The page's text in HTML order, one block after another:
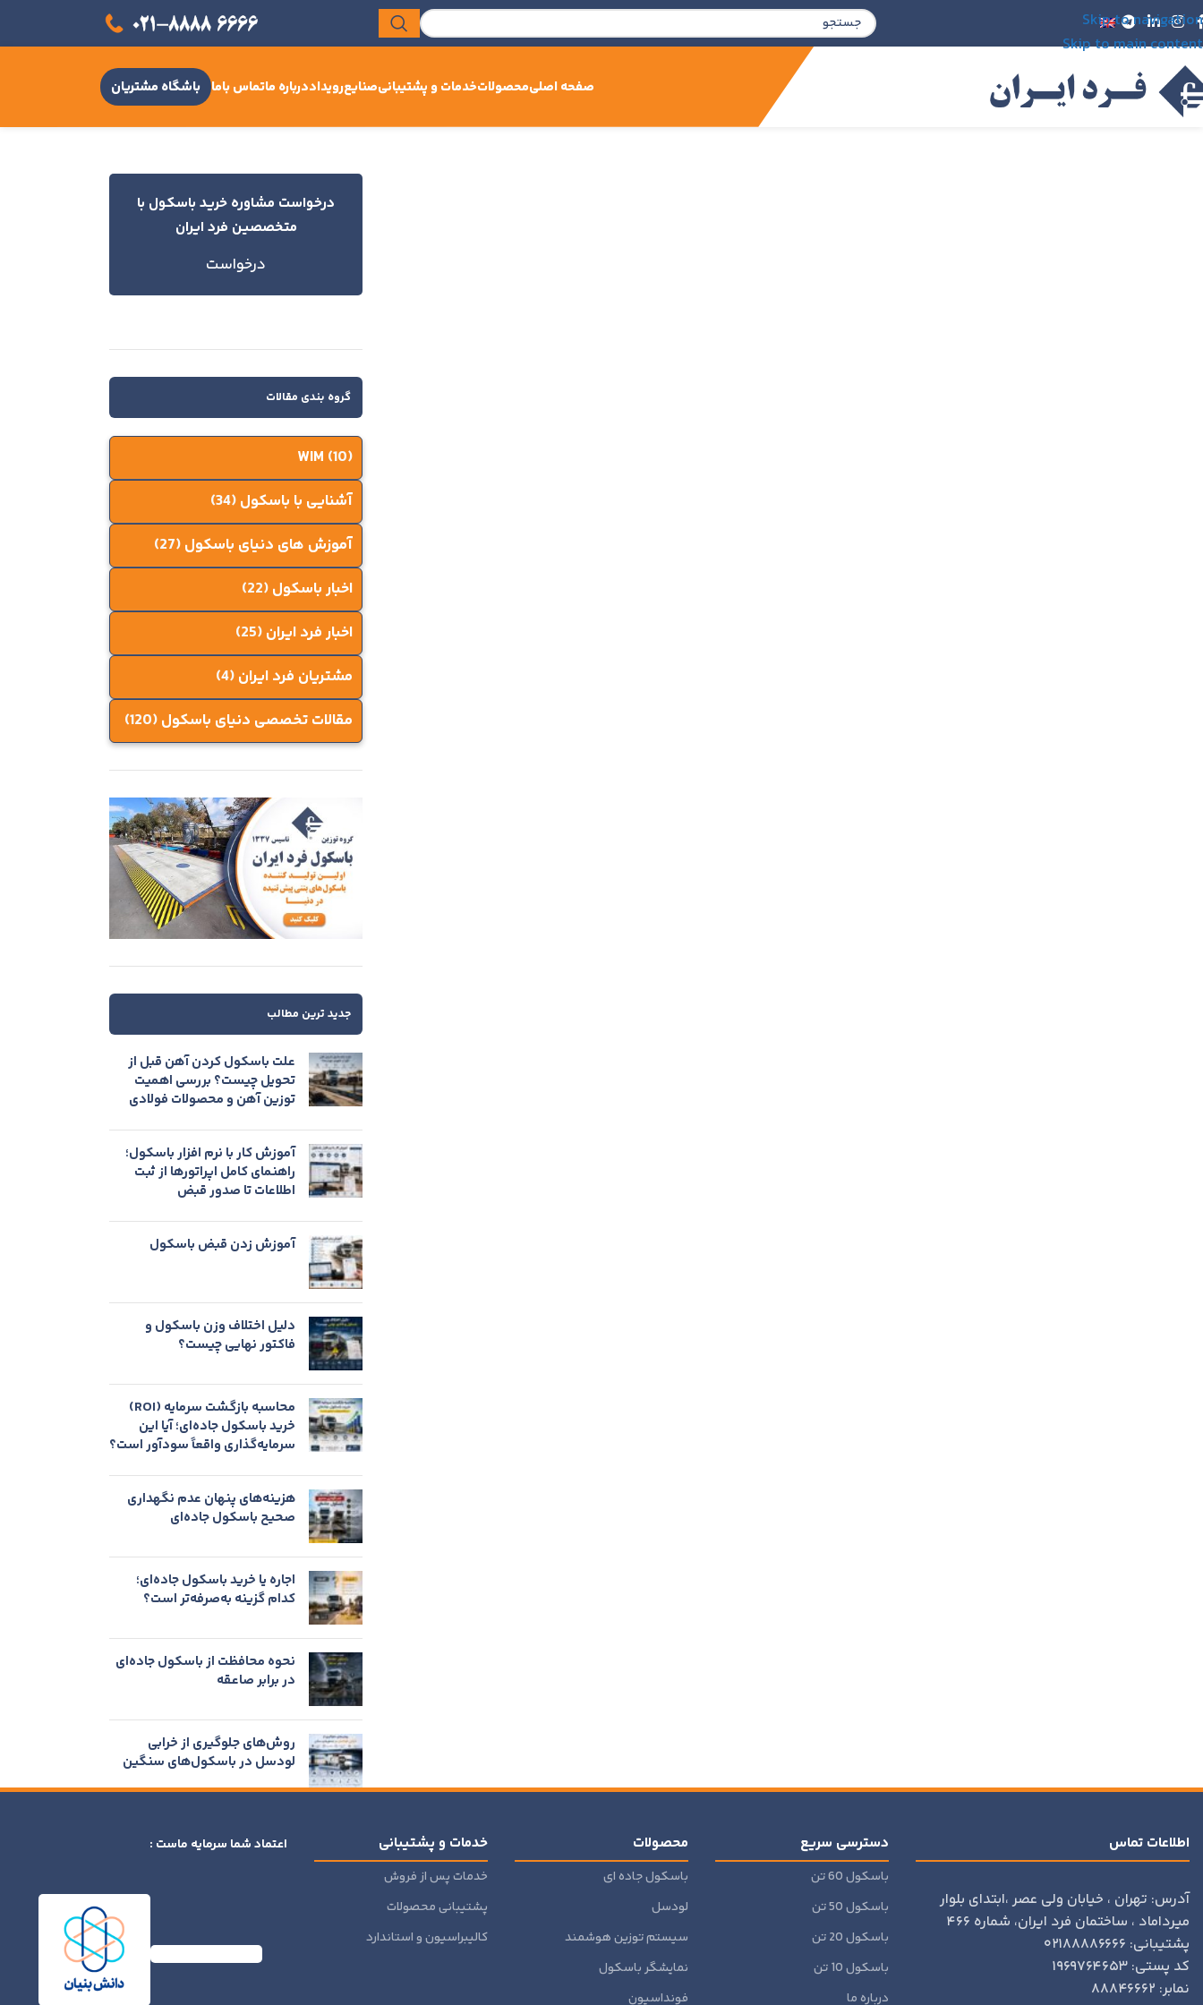
Skip to navigation
Skip to main content
صفحه اصلیمحصولاتخدمات و پشتیبانیصنایعرویداددرباره ماتماس باما باشگاه مشتریان
درخواست مشاوره خرید باسکول با
متخصصین فرد ایران
درخواست
گروه بندی مقالات
WIM (10)
آشنایی با باسکول(34)
آموزش های دنیای باسکول(27)
اخبار باسکول(22)
اخبار فرد ایران(25)
مشتریان فرد ایران(4)
مقالات تخصصی دنیای باسکول(120)
جدید ترین مطالب
علت باسکول کردن آهن قبل از
تحویل چیست؟ بررسی اهمیت
توزین آهن و محصولات فولادی
آموزش کار با نرم افزار باسکول؛
راهنمای کامل اپراتورها از ثبت
اطلاعات تا صدور قبض
آموزش زدن قبض باسکول
دلیل اختلاف وزن باسکول و
فاکتور نهایی چیست؟
محاسبه بازگشت سرمایه (ROI)
خرید باسکول جاده‌ای؛ آیا این
سرمایه‌گذاری واقعاً سودآور است؟
هزینه‌های پنهان عدم نگهداری
صحیح باسکول جاده‌ای
اجاره یا خرید باسکول جاده‌ای؛
کدام گزینه به‌صرفه‌تر است؟
نحوه محافظت از باسکول جاده‌ای
در برابر صاعقه
روش‌های جلوگیری از خرابی
لودسل در باسکول‌های سنگین
اطلاعات تماس
آدرس: تهران ، خیابان ولی عصر ،ابتدای بلوار
میرداماد ، ساختمان فرد ایران، شماره ۴۶۶
پشتیبانی: ۰۲۱۸۸۸۸۶۶۶۶
کد پستی: ۱۹۶۹۷۶۴۶۵۳
نمابر: ۸۸۸۴۶۶۶۲
دسترسی سریع
باسکول 60 تن
باسکول 50 تن
باسکول 20 تن
باسکول 10 تن
درباره ما
محصولات
باسکول جاده ای
لودسل
سیستم توزین هوشمند
نمایشگر باسکول
فونداسیون
خدمات و پشتیبانی
خدمات پس از فروش
پشتیبانی محصولات
کالیبراسیون و استاندارد
اعتماد شما سرمایه ماست :